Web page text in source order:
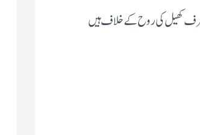
صرف کھیل کی روح کے خلاف ہیں